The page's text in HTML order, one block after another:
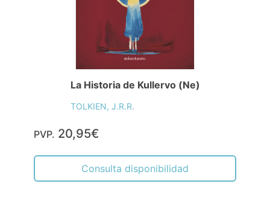
La Historia de Kullervo (Ne)
TOLKIEN, J.R.R.
PVP. 20,95€
Consulta disponibilidad